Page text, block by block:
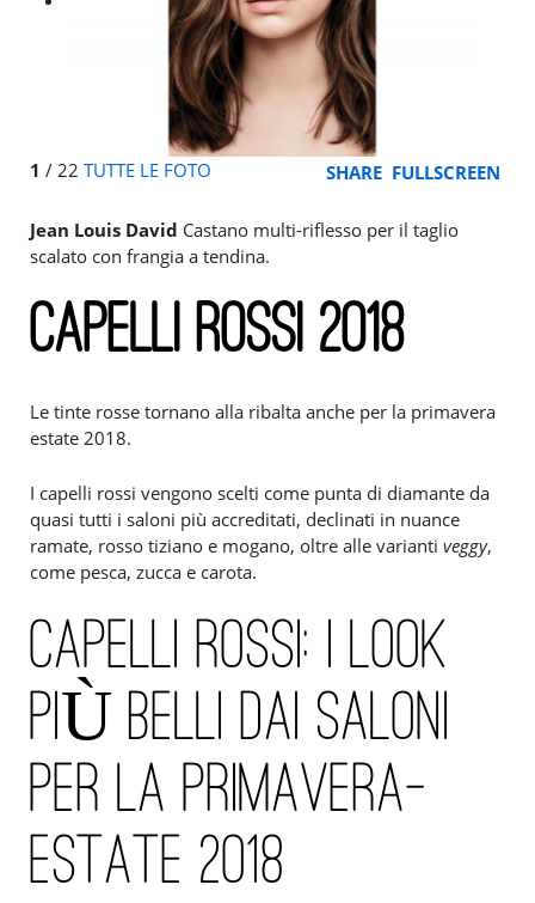
1 / 22 TUTTE LE FOTO SHARE FULLSCREEN
Jean Louis David Castano multi-riflesso per il taglio
scalato con frangia a tendina.
CAPELLI ROSSI 2018
Le tinte rosse tornano alla ribalta anche per la primavera
estate 2018.
I capelli rossi vengono scelti come punta di diamante da
quasi tutti i saloni più accreditati, declinati in nuance
ramate, rosso tiziano e mogano, oltre alle varianti veggy,
come pesca, zucca e carota.
CAPELLI ROSSI: I LOOK
PIÙ BELLI DAI SALONI
PER LA PRIMAVERA-
ESTATE 2018